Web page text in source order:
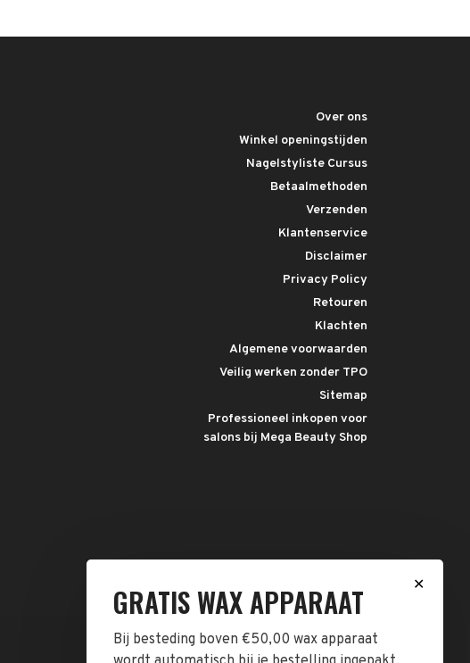
Over ons
Winkel openingstijden
Nagelstyliste Cursus
Betaalmethoden
Verzenden
Klantenservice
Disclaimer
Privacy Policy
Retouren
Klachten
Algemene voorwaarden
Veilig werken zonder TPO
Sitemap
Professioneel inkopen voor
salons bij Mega Beauty Shop
✕
GRATIS WAX APPARAAT
Bij besteding boven €50,00 wax apparaat